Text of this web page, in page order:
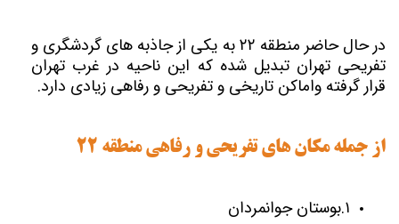
در حال حاضر منطقه ۲۲ به یکی از جاذبه های گردشگری و
تفریحی تهران تبدیل شده که این ناحیه در غرب تهران
قرار گرفته واماکن تاریخی و تفریحی و رفاهی زیادی دارد.
از جمله مکان های تفریحی و رفاهی منطقه ۲۲
۱.بوستان جوانمردان